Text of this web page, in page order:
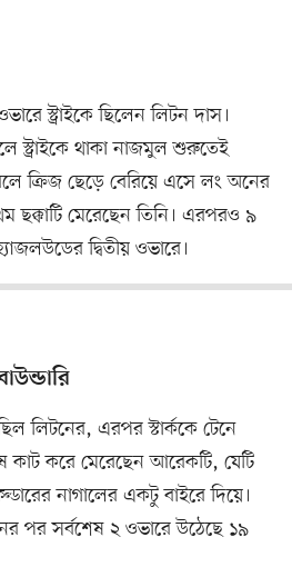
স্ট্রাইকে ছিলেন লিটন দাস।
স্ট্রাইকে থাকা নাজমুল শুরুতেই
ক্রিজ ছেড়ে বেরিয়ে এসে লং অনের
ছক্কাটি মেরেছেন তিনি। এরপরও ৯
দ্বিতীয় ওভারে।
লিটনের, এরপর স্টার্ককে টেনে
কাট করে মেরেছেন আরেকটি, যেটি
নাগালের একটু বাইরে দিয়ে।
পর সর্বশেষ ২ ওভারে উঠেছে ১৯